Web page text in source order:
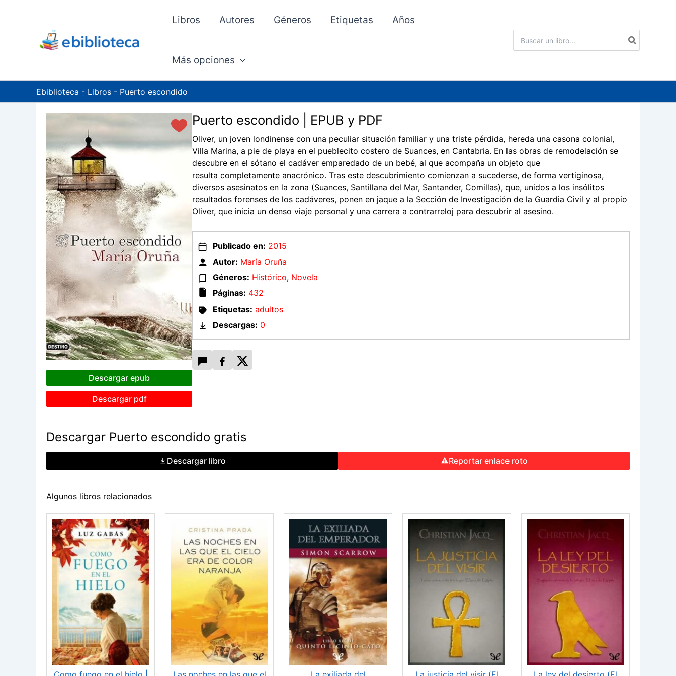
Libros Autores Géneros Etiquetas Años
Más opciones
por:
Ebiblioteca - Libros - Puerto escondido
Descargar epub
Descargar pdf
Puerto escondido | EPUB y PDF
Oliver, un joven londinense con una peculiar situación familiar y una triste pérdida, hereda una casona colonial,
Villa Marina, a pie de playa en el pueblecito costero de Suances, en Cantabria. En las obras de remodelación se
descubre en el sótano el cadáver emparedado de un bebé, al que acompaña un objeto que
resulta completamente anacrónico. Tras este descubrimiento comienzan a sucederse, de forma vertiginosa,
diversos asesinatos en la zona (Suances, Santillana del Mar, Santander, Comillas), que, unidos a los insólitos
resultados forenses de los cadáveres, ponen en jaque a la Sección de Investigación de la Guardia Civil y al propio
Oliver, que inicia un denso viaje personal y una carrera a contrarreloj para descubrir al asesino.
Publicado en: 2015
Autor: María Oruña
Géneros: Histórico, Novela
Páginas: 432
Etiquetas: adultos
Descargas: 0
Descargar Puerto escondido gratis
Descargar libro Reportar enlace roto
Algunos libros relacionados